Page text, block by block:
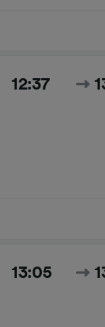
12:37
13:05